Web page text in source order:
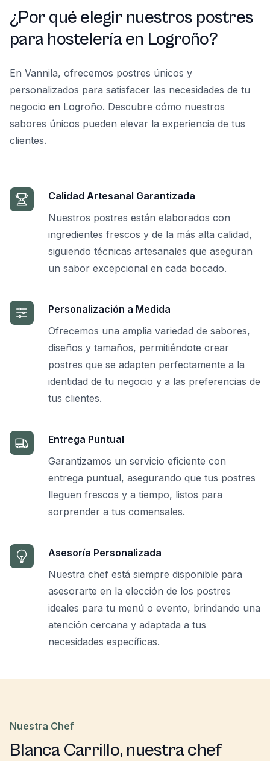
¿Por qué elegir nuestros postres
para hostelería en Logroño?
En Vannila, ofrecemos postres únicos y
personalizados para satisfacer las necesidades de tu
negocio en Logroño. Descubre cómo nuestros
sabores únicos pueden elevar la experiencia de tus
clientes.
Calidad Artesanal Garantizada
Nuestros postres están elaborados con
ingredientes frescos y de la más alta calidad,
siguiendo técnicas artesanales que aseguran
un sabor excepcional en cada bocado.
Personalización a Medida
Ofrecemos una amplia variedad de sabores,
diseños y tamaños, permitiéndote crear
postres que se adapten perfectamente a la
identidad de tu negocio y a las preferencias de
tus clientes.
Entrega Puntual
Garantizamos un servicio eficiente con
entrega puntual, asegurando que tus postres
lleguen frescos y a tiempo, listos para
sorprender a tus comensales.
Asesoría Personalizada
Nuestra chef está siempre disponible para
asesorarte en la elección de los postres
ideales para tu menú o evento, brindando una
atención cercana y adaptada a tus
necesidades específicas.
Nuestra Chef
Blanca Carrillo, nuestra chef